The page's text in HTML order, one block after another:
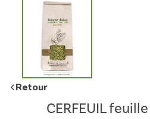
Retour
CERFEUIL